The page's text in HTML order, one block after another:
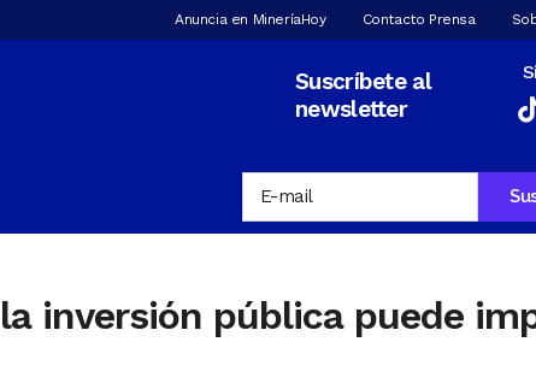
Anuncia en MineríaHoy Contacto Prensa
Suscríbete al
newsletter
inversión pública puede